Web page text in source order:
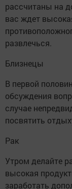
рассчитаны на
вас ждет
развлечься.
Близнецы
В первой
обсуждения
случае
посвятить
Рак
Утром делайте
высокая
заработать